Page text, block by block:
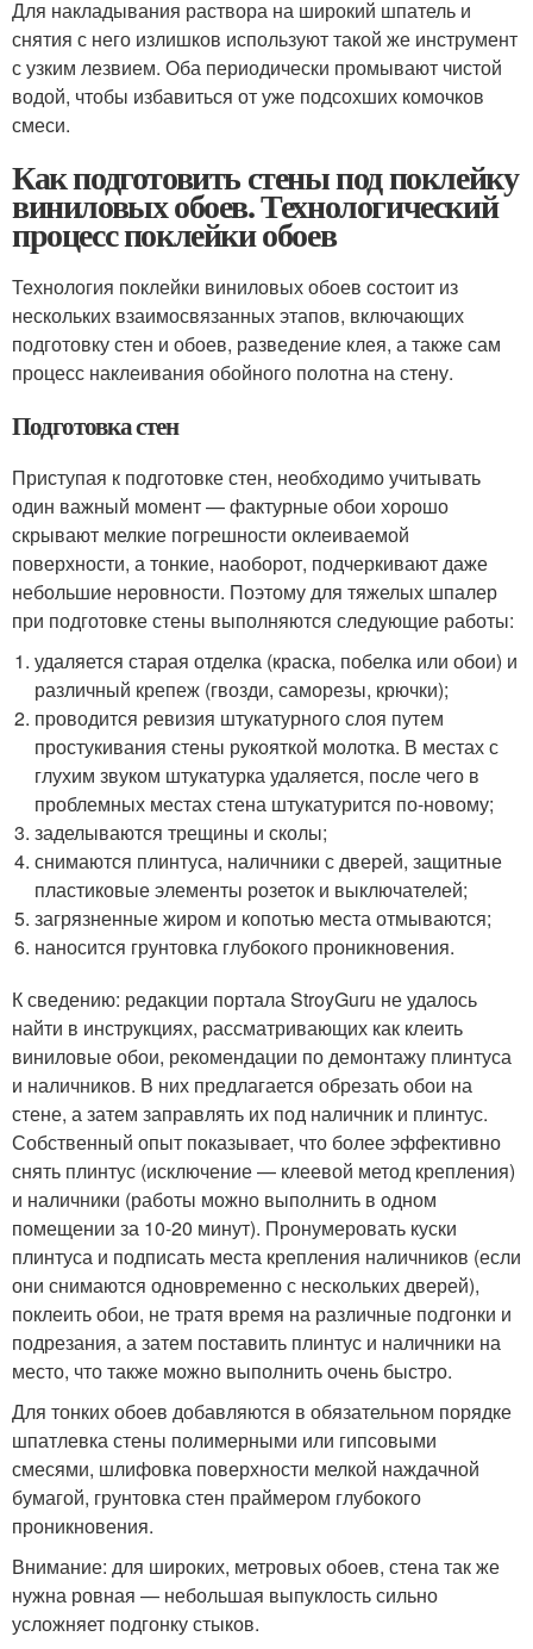
Для накладывания раствора на широкий шпатель и
снятия с него излишков используют такой же инструмент
с узким лезвием. Оба периодически промывают чистой
водой, чтобы избавиться от уже подсохших комочков
смеси.
Как подготовить стены под поклейку
виниловых обоев. Технологический
процесс поклейки обоев
Технология поклейки виниловых обоев состоит из
нескольких взаимосвязанных этапов, включающих
подготовку стен и обоев, разведение клея, а также сам
процесс наклеивания обойного полотна на стену.
Подготовка стен
Приступая к подготовке стен, необходимо учитывать
один важный момент — фактурные обои хорошо
скрывают мелкие погрешности оклеиваемой
поверхности, а тонкие, наоборот, подчеркивают даже
небольшие неровности. Поэтому для тяжелых шпалер
при подготовке стены выполняются следующие работы:
удаляется старая отделка (краска, побелка или обои) и
различный крепеж (гвозди, саморезы, крючки);
проводится ревизия штукатурного слоя путем
простукивания стены рукояткой молотка. В местах с
глухим звуком штукатурка удаляется, после чего в
проблемных местах стена штукатурится по-новому;
заделываются трещины и сколы;
снимаются плинтуса, наличники с дверей, защитные
пластиковые элементы розеток и выключателей;
загрязненные жиром и копотью места отмываются;
наносится грунтовка глубокого проникновения.
К сведению: редакции портала StroyGuru не удалось
найти в инструкциях, рассматривающих как клеить
виниловые обои, рекомендации по демонтажу плинтуса
и наличников. В них предлагается обрезать обои на
стене, а затем заправлять их под наличник и плинтус.
Собственный опыт показывает, что более эффективно
снять плинтус (исключение — клеевой метод крепления)
и наличники (работы можно выполнить в одном
помещении за 10-20 минут). Пронумеровать куски
плинтуса и подписать места крепления наличников (если
они снимаются одновременно с нескольких дверей),
поклеить обои, не тратя время на различные подгонки и
подрезания, а затем поставить плинтус и наличники на
место, что также можно выполнить очень быстро.
Для тонких обоев добавляются в обязательном порядке
шпатлевка стены полимерными или гипсовыми
смесями, шлифовка поверхности мелкой наждачной
бумагой, грунтовка стен праймером глубокого
проникновения.
Внимание: для широких, метровых обоев, стена так же
нужна ровная — небольшая выпуклость сильно
усложняет подгонку стыков.